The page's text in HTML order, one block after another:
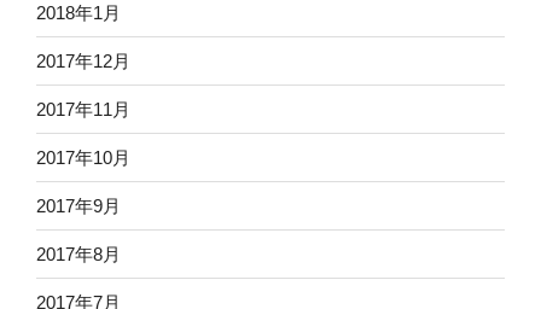
2018年1月
2017年12月
2017年11月
2017年10月
2017年9月
2017年8月
2017年7月